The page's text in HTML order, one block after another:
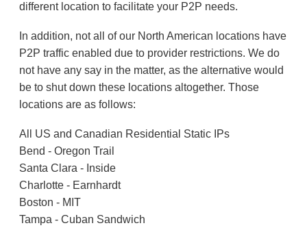
different location to facilitate your P2P needs.
In addition, not all of our North American locations have
P2P traffic enabled due to provider restrictions. We do
not have any say in the matter, as the alternative would
be to shut down these locations altogether. Those
locations are as follows:
All US and Canadian Residential Static IPs
Bend - Oregon Trail
Santa Clara - Inside
Charlotte - Earnhardt
Boston - MIT
Tampa - Cuban Sandwich